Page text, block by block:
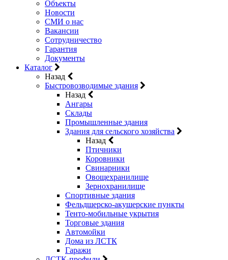
Объекты
Новости
СМИ о нас
Вакансии
Сотрудничество
Гарантия
Документы
Каталог
Назад
Быстровозводимые здания
Назад
Ангары
Склады
Промышленные здания
Здания для сельского хозяйства
Назад
Птичники
Коровники
Свинарники
Овощехранилище
Зернохранилище
Спортивные здания
Фельдшерско-акушерские пункты
Тенто-мобильные укрытия
Торговые здания
Автомойки
Дома из ЛСТК
Гаражи